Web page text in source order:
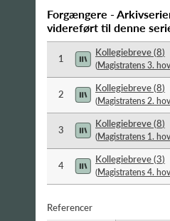
Forgængere -
videreført til denne
1
Kollegiebreve(8)
(Magistratens 3.
2
Kollegiebreve(8)
(Magistratens 2.
3
Kollegiebreve(8)
(Magistratens 1.
4
Kollegiebreve(3)
(Magistratens 4.
Referencer